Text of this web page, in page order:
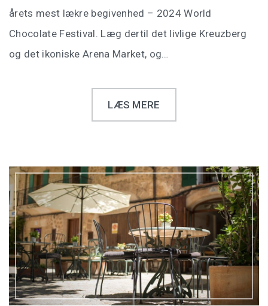
årets mest lækre begivenhed – 2024 World
Chocolate Festival. Læg dertil det livlige Kreuzberg
og det ikoniske Arena Market, og…
LÆS MERE